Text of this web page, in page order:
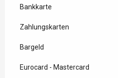
Bankkarte
Zahlungskarten
Bargeld
Eurocard - Mastercard